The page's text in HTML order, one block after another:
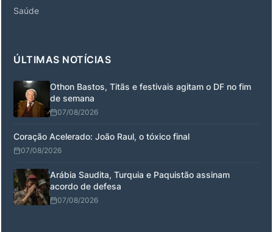
Saúde
ÚLTIMAS NOTÍCIAS
Othon Bastos, Titãs e festivais agitam o DF no fim
de semana
07/08/2026
Coração Acelerado: João Raul, o tóxico final
07/08/2026
Arábia Saudita, Turquia e Paquistão assinam
acordo de defesa
07/08/2026